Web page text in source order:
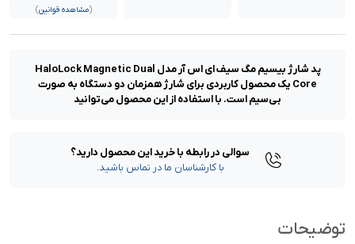
(مشاهده قوانین)
پد شارژ بیسیم مگ سیف ای اس آر مدل HaloLock Magnetic Dual
Core یک محصول کاربردی برای شارژ همزمان دو دستگاه به صورت
بی‌سیم است. با استفاده از این محصول می‌توانید
سوالی در رابطه با خرید این محصول دارید؟
با کارشناسان ما در تماس باشید.
توضیحات